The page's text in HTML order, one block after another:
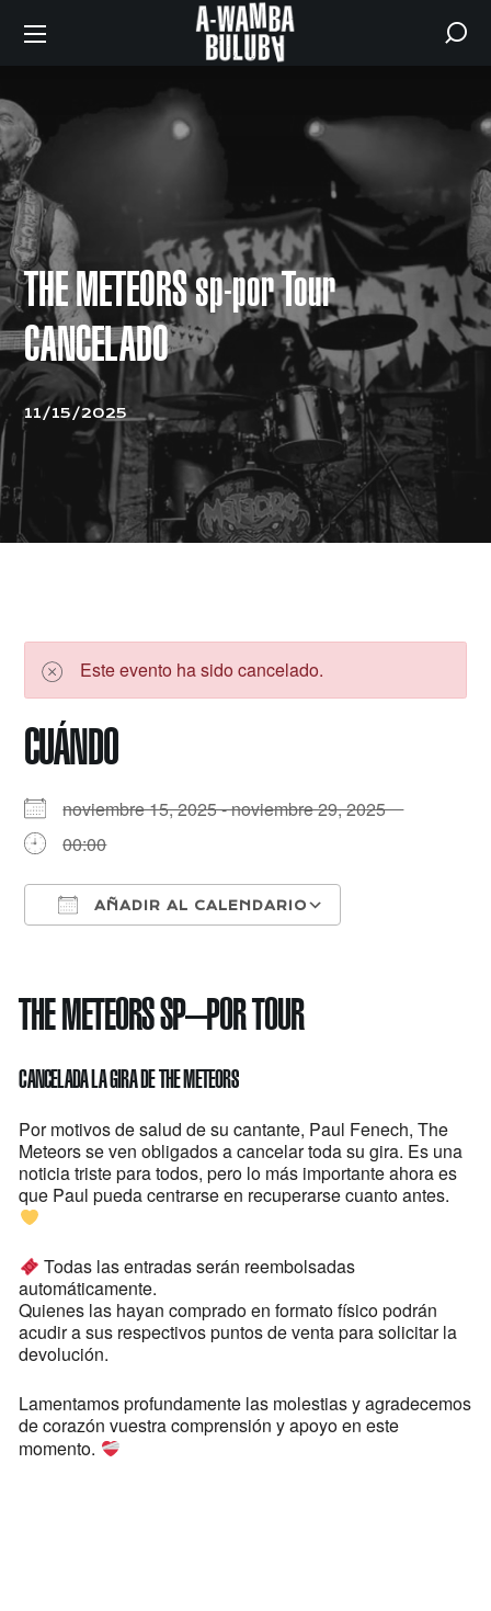
THE METEORS sp-por Tour
CANCELADO
11/15/2025
Este evento ha sido cancelado.
CUÁNDO
noviembre 15, 2025 - noviembre 29, 2025
00:00
AÑADIR AL CALENDARIO
THE METEORS SP–POR TOUR
CANCELADA LA GIRA DE THE METEORS
Por motivos de salud de su cantante, Paul Fenech, The
Meteors se ven obligados a cancelar toda su gira. Es una
noticia triste para todos, pero lo más importante ahora es
que Paul pueda centrarse en recuperarse cuanto antes.
Todas las entradas serán reembolsadas
automáticamente.
Quienes las hayan comprado en formato físico podrán
acudir a sus respectivos puntos de venta para solicitar la
devolución.
Lamentamos profundamente las molestias y agradecemos
de corazón vuestra comprensión y apoyo en este
momento.